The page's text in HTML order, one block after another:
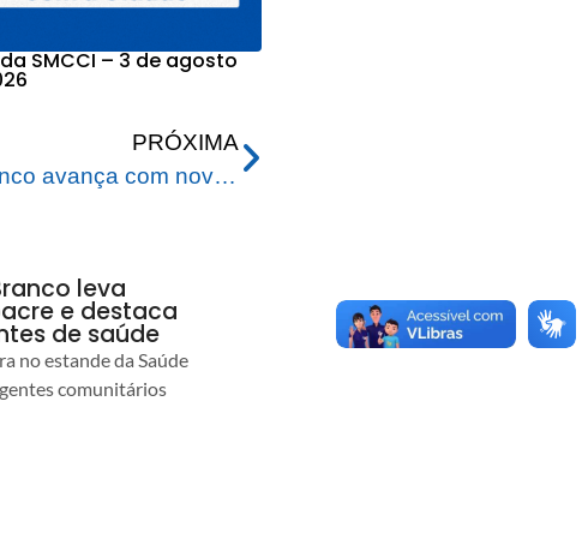
SMCCI – 3 de agosto
PRÓXIMA
Prefeitura de Rio Branco avança com nova iluminação pública na Avenida Ceará
leva
e destaca
de saúde
no estande da Saúde
comunitários